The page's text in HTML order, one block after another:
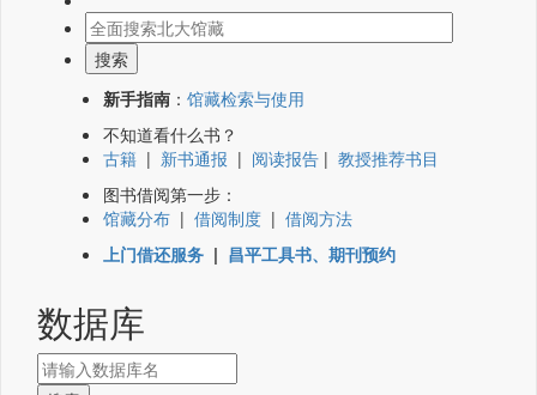
新手指南 ： 馆藏检索与使用
不知道看什么书？
古籍 | 新书通报 | 阅读报告 | 教授推荐书目
图书借阅第一步：
馆藏分布 | 借阅制度 | 借阅方法
上门借还服务 | 昌平工具书、期刊预约
数据库